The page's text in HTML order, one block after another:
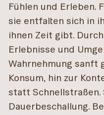
Fühlen und Erleben.
sie entfalten sich in
ihnen Zeit gibt.
Erlebnisse und
Wahrnehmung sanft
Konsum, hin zur
statt
Dauerbeschallung.